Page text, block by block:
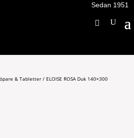
Sedan 1951
& Tabletter/ ELOISE ROSA Duk 140×300